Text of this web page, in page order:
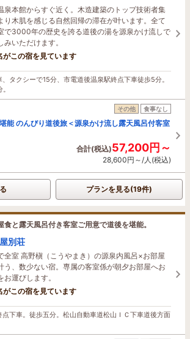
泉本館からすぐ近く。木造建築のトップ技術者集
り木肌を感じる自然回帰の滞在が叶います。全て
で3000年の歴史を誇る道後の湯を源泉かけ流しで
みいただけます。
がこの宿を見ています
タクシーで15分、市電道後温泉駅終点下車徒歩5分。
その他 食事なし
能 のんびり道後旅＜源泉かけ流し露天風呂付客室
合計(税込)57,200円～
28,600円～/人(税込)
プランを見る(19件)
食と露天風呂付き客室ご用意で道後を堪能。
別荘
全室 高野槇（こうやまき）の源泉内風呂×お部屋
う、数少ない宿。専属の客室係が朝夕お部屋へお
お運びします。
がこの宿を見ています
下車。徒歩五分。松山自動車道松山ＩＣ下車道後方面